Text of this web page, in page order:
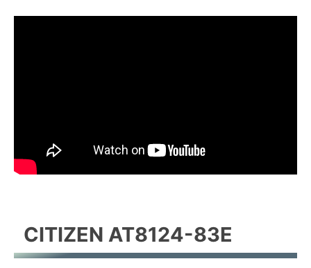
CITIZEN AT8124-83E